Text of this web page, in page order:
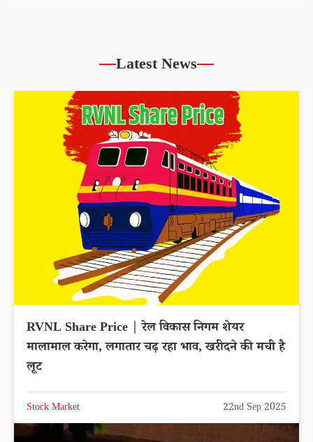
Latest News
RVNL Share Price | रेल विकास निगम शेयर
मालामाल करेगा, लगातार चढ़ रहा भाव, खरीदने की मची है
लूट
Stock Market 22nd Sep 2025